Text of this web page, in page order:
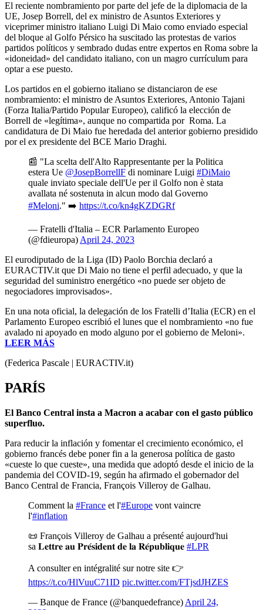
El reciente nombramiento por parte del jefe de la diplomacia de la
UE, Josep Borrell, del ex ministro de Asuntos Exteriores y
viceprimer ministro italiano Luigi Di Maio como enviado especial
del bloque al Golfo Pérsico ha suscitado las protestas de varios
partidos políticos y sembrado dudas entre expertos en Roma sobre la
«idoneidad» del candidato italiano, con un magro currículum para
optar a ese puesto.
Los partidos en el gobierno italiano se distanciaron de ese
nombramiento: el ministro de Asuntos Exteriores, Antonio Tajani
(Forza Italia/Partido Popular Europeo), calificó la elección de
Borrell de «legítima», aunque no compartida por Roma. La
candidatura de Di Maio fue heredada del anterior gobierno presidido
por el ex presidente del BCE Mario Draghi.
📰 "La scelta dell'Alto Rappresentante per la Politica
estera Ue @JosepBorrellF di nominare Luigi #DiMaio
quale inviato speciale dell'Ue per il Golfo non è stata
avallata né sostenuta in alcun modo dal Governo
#Meloni." ➡️ https://t.co/kn4gKZDGRf
— Fratelli d'Italia – ECR Parlamento Europeo
(@fdieuropa) April 24, 2023
El eurodiputado de la Liga (ID) Paolo Borchia declaró a
EURACTIV.it que Di Maio no tiene el perfil adecuado, y que la
seguridad del suministro energético «no puede ser objeto de
negociadores improvisados».
En una nota oficial, la delegación de los Fratelli d’Italia (ECR) en el
Parlamento Europeo escribió el lunes que el nombramiento «no fue
avalado ni apoyado en modo alguno por el gobierno de Meloni».
LEER MÁS
(Federica Pascale | EURACTIV.it)
PARÍS
El Banco Central insta a Macron a acabar con el gasto público
superfluo.
Para reducir la inflación y fomentar el crecimiento económico, el
gobierno francés debe poner fin a la generosa política de gasto
«cueste lo que cueste», una medida que adoptó desde el inicio de la
pandemia del COVID-19, según ha afirmado el gobernador del
Banco Central de Francia, François Villeroy de Galhau.
Comment la #France et l'#Europe vont vaincre
l'#inflation
📜 François Villeroy de Galhau a présenté aujourd'hui
sa 𝐋𝐞𝐭𝐭𝐫𝐞 𝐚𝐮 𝐏𝐫𝐞́𝐬𝐢𝐝𝐞𝐧𝐭 𝐝𝐞 𝐥𝐚 𝐑𝐞́𝐩𝐮𝐛𝐥𝐢𝐪𝐮𝐞 #LPR
A consulter en intégralité sur notre site 👉
https://t.co/HlVuuC71ID pic.twitter.com/FTjsdJHZES
— Banque de France (@banquedefrance) April 24,